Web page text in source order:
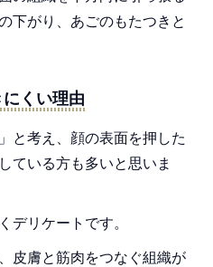
下がり、あごのもたつきと
くい理由
と考え、顔の表面を押した
ている方も多いと思いま
デリケートです。
皮膚と筋肉をつなぐ組織が